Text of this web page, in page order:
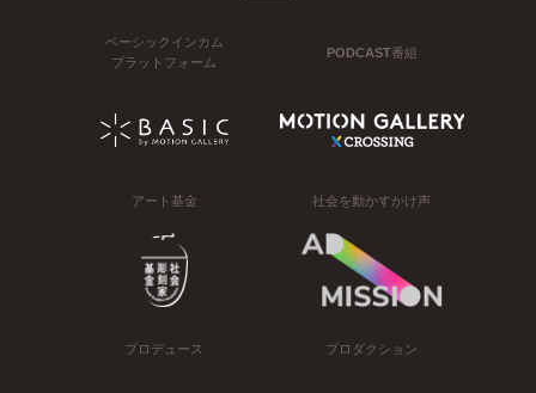
ベーシックインカム
プラットフォーム
PODCAST番組
アート基金 社会を動かすかけ声
プロデュース プロダクション